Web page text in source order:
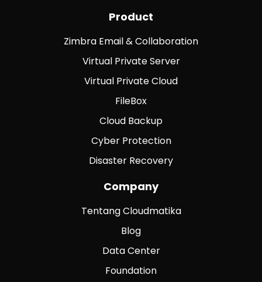
Product
Zimbra Email & Collaboration
Virtual Private Server
Virtual Private Cloud
FileBox
Cloud Backup
Cyber Protection
Disaster Recovery
Company
Tentang Cloudmatika
Blog
Data Center
Foundation